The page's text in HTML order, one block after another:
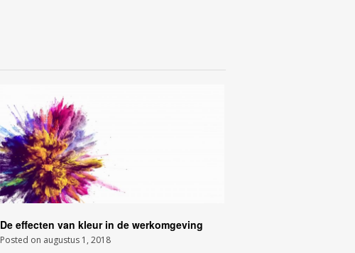
De effecten van kleur in de werkomgeving
Posted on augustus 1, 2018